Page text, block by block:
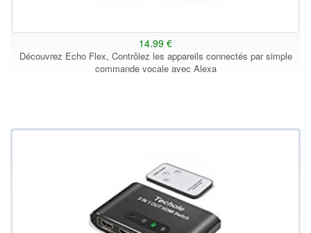
14.99 €
Découvrez Echo Flex, Contrôlez les appareils connectés par simple
commande vocale avec Alexa